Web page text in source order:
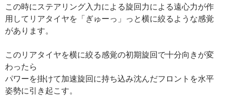
この時にステアリング入力による旋回力による遠心力が作
用してリアタイヤを「ぎゅーっ」っと横に絞るような感覚
があります。
このリアタイヤを横に絞る感覚の初期旋回で十分向きが変
わったら
パワーを掛けて加速旋回に持ち込み沈んだフロントを水平
姿勢に引き起こす。